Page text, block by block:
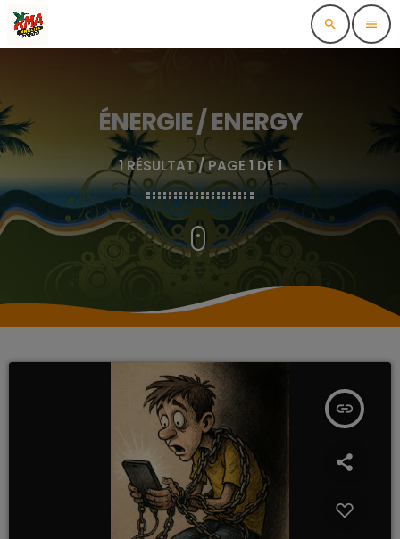
search menu
ÉNERGIE / ENERGY
1 RÉSULTAT / PAGE 1 DE 1
insert_link